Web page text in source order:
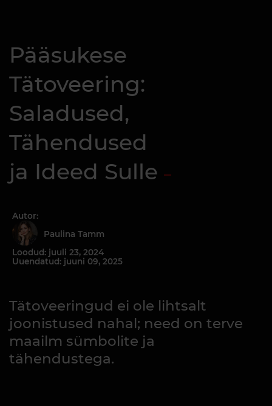
Pääsukese
Tätoveering:
Saladused,
Tähendused
ja Ideed Sulle
Autor:
Paulina Tamm
Loodud: juuli 23, 2024
Uuendatud: juuni 09, 2025
Tätoveeringud ei ole lihtsalt
joonistused nahal; need on terve
maailm sümbolite ja
tähendustega.